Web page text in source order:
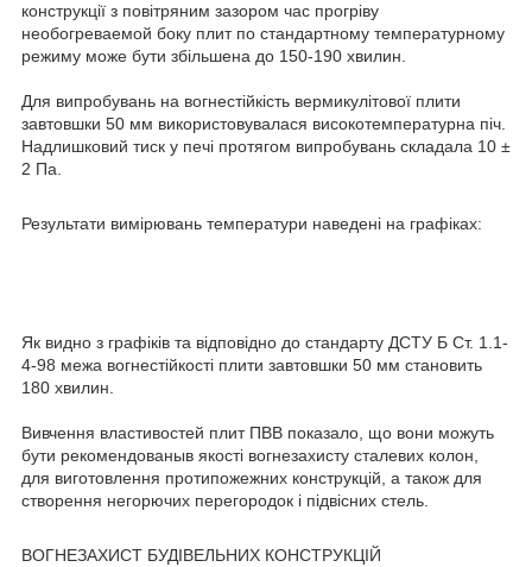
конструкції з повітряним зазором час прогріву
необогреваемой боку плит по стандартному температурному
режиму може бути збільшена до 150-190 хвилин.
Для випробувань на вогнестійкість вермикулітової плити
завтовшки 50 мм використовувалася високотемпературна піч.
Надлишковий тиск у печі протягом випробувань складала 10 ±
2 Па.
Результати вимірювань температури наведені на графіках:
Як видно з графіків та відповідно до стандарту ДСТУ Б Ст. 1.1-
4-98 межа вогнестійкості плити завтовшки 50 мм становить
180 хвилин.
Вивчення властивостей плит ПВВ показало, що вони можуть
бути рекомендованыв якості вогнезахисту сталевих колон,
для виготовлення протипожежних конструкцій, а також для
створення негорючих перегородок і підвісних стель.
ВОГНЕЗАХИСТ БУДІВЕЛЬНИХ КОНСТРУКЦІЙ